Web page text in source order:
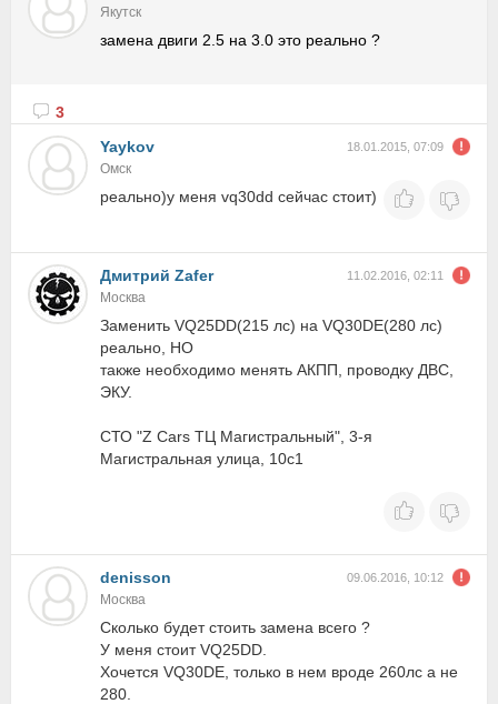
Якутск
замена двиги 2.5 на 3.0 это реально ?
3
Yaykov
18.01.2015, 07:09
Омск
реально)у меня vq30dd сейчас стоит)
Дмитрий Zafer 11.02.2016, 02:11
Москва
Заменить VQ25DD(215 лс) на VQ30DE(280 лс)
реально, НО
также необходимо менять АКПП, проводку ДВС,
ЭКУ.
СТО "Z Cars ТЦ Магистральный", 3-я
Магистральная улица, 10с1
denisson 09.06.2016, 10:12
Москва
Сколько будет стоить замена всего ?
У меня стоит VQ25DD.
Хочется VQ30DE, только в нем вроде 260лс а не
280.